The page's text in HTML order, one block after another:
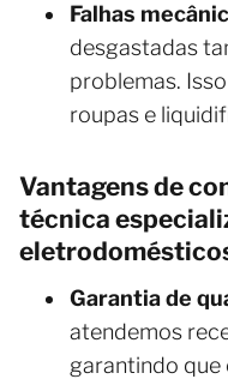
Falhas
desgastadas
problemas.
roupas e
Vantagens de
técnica
Garantia de
atendemos
garantindo